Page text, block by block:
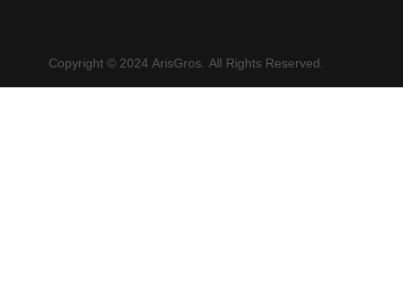
Copyright © 2024 ArisGros. All Rights Reserved.